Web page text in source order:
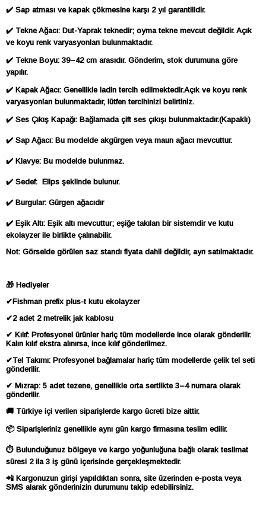
✔️ Sap atması ve kapak çökmesine karşı 2 yıl garantilidir.
✔️ Tekne Ağacı: Dut-Yaprak teknedir; oyma tekne mevcut değildir. Açık
ve koyu renk varyasyonları bulunmaktadır.
✔️ Tekne Boyu: 39–42 cm arasıdır. Gönderim, stok durumuna göre
yapılır.
✔️ Kapak Ağacı: Genellikle ladin tercih edilmektedir.Açık ve koyu renk
varyasyonları bulunmaktadır, lütfen tercihinizi belirtiniz.
✔️ Ses Çıkış Kapağı: Bağlamada çift ses çıkışı bulunmaktadır.(Kapaklı)
✔️ Sap Ağacı: Bu modelde akgürgen veya maun ağacı mevcuttur.
✔️ Klavye: Bu modelde bulunmaz.
✔️ Sedef: Elips şeklinde bulunur.
✔️ Burgular: Gürgen ağacıdır
✔️ Eşik Altı: Eşik altı mevcuttur; eşiğe takılan bir sistemdir ve kutu
ekolayzer ile birlikte çalınabilir.
Not: Görselde görülen saz standı fiyata dahil değildir, ayrı satılmaktadır.
🎁 Hediyeler
✔Fishman prefix plus-t kutu ekolayzer
✔2 adet 2 metrelik jak kablosu
✔ Kılıf: Profesyonel ürünler hariç tüm modellerde ince olarak gönderilir.
Kalın kılıf ekstra alınırsa, ince kılıf gönderilmez.
✔Tel Takımı: Profesyonel bağlamalar hariç tüm modellerde çelik tel seti
gönderilir.
✔ Mızrap: 5 adet tezene, genellikle orta sertlikte 3–4 numara olarak
gönderilir.
🚚 Türkiye içi verilen siparişlerde kargo ücreti bize aittir.
📦 Siparişleriniz genellikle aynı gün kargo firmasına teslim edilir.
⏱ Bulunduğunuz bölgeye ve kargo yoğunluğuna bağlı olarak teslimat
süresi 2 ila 3 iş günü içerisinde gerçekleşmektedir.
📲 Kargonuzun girişi yapıldıktan sonra, site üzerinden e-posta veya
SMS alarak gönderinizin durumunu takip edebilirsiniz.